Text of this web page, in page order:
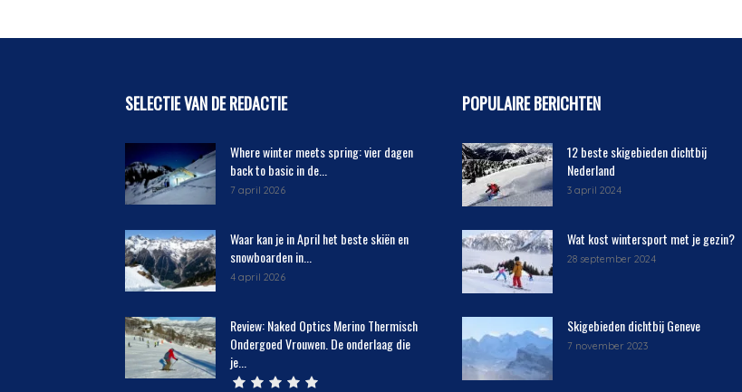
SELECTIE VAN DE REDACTIE
Where winter meets spring: vier dagen
back to basic in de...
7 april 2026
Waar kan je in April het beste skiën en
snowboarden in...
4 april 2026
Review: Naked Optics Merino Thermisch
Ondergoed Vrouwen. De onderlaag die
je...
POPULAIRE BERICHTEN
12 beste skigebieden dichtbij
Nederland
3 april 2024
Wat kost wintersport met je gezin?
28 september 2024
Skigebieden dichtbij Geneve
7 november 2023